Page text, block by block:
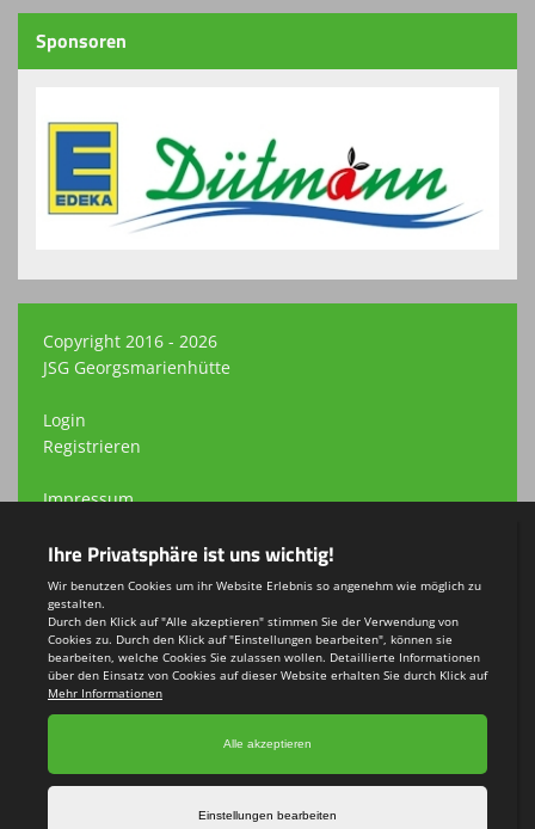
Sponsoren
Copyright 2016 - 2026
JSG Georgsmarienhütte
Login
Registrieren
Impressum
Teamsports 2
Dein Sportverein online